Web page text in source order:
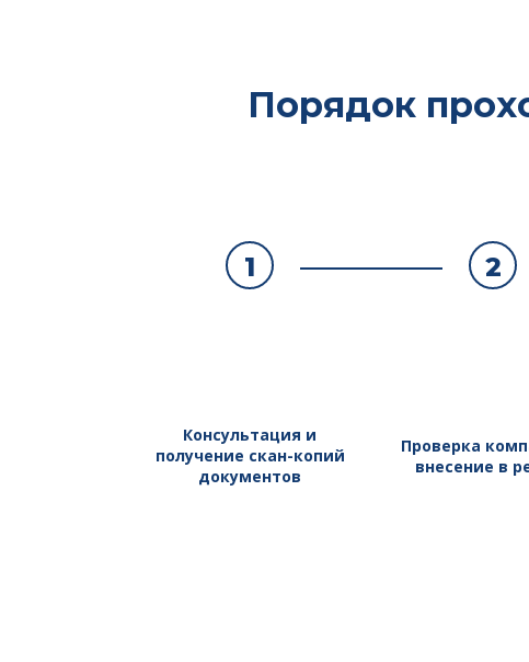
Порядок
1
Консультация и
получение скан-копий
документов
2
Проверка
внесение в